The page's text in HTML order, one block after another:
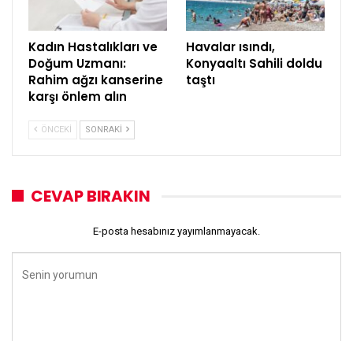
Kadın Hastalıkları ve
Doğum Uzmanı:
Rahim ağzı kanserine
karşı önlem alın
Havalar ısındı,
Konyaaltı Sahili doldu
taştı
ÖNCEKI SONRAKI
CEVAP BIRAKIN
E-posta hesabınız yayımlanmayacak.